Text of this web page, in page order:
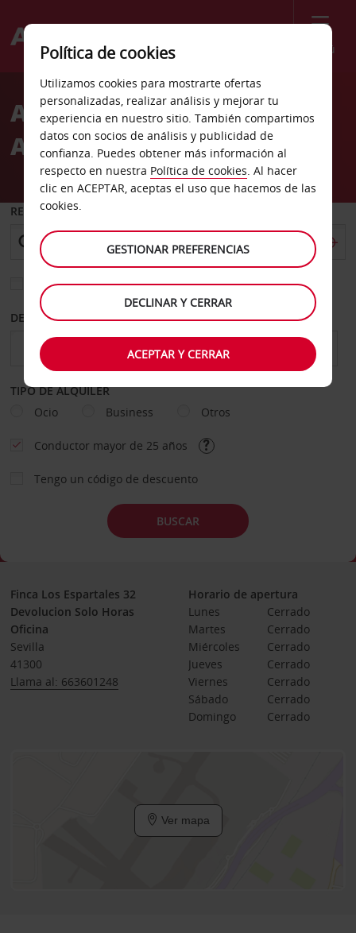
Menú
Welcome
AvisAlquiler de coches
Arequipa
RECOGER EN
Elegir otra oficina de devolución
DESDE HASTA
TIPO DE ALQUILER
Ocio
Business Otros
Conductor mayor de 25 años
Tengo un código de descuento
BUSCAR
Finca Los Espartales 32
Devolucion Solo Horas
Oficina
Sevilla
41300
Llama al: 663601248
Horario de apertura
Lunes
Cerrado
Martes
Cerrado
Miércoles
Cerrado
Jueves
Cerrado
Viernes
Cerrado
Sábado
Cerrado
Domingo
Cerrado
Ver mapa
Política de cookies
Utilizamos cookies para mostrarte ofertas
personalizadas, realizar análisis y mejorar tu
experiencia en nuestro sitio. También compartimos
datos con socios de análisis y publicidad de
confianza. Puedes obtener más información al
respecto en nuestra Política de cookies. Al hacer
clic en ACEPTAR, aceptas el uso que hacemos de las
cookies.
GESTIONAR PREFERENCIAS
DECLINAR Y CERRAR
ACEPTAR Y CERRAR